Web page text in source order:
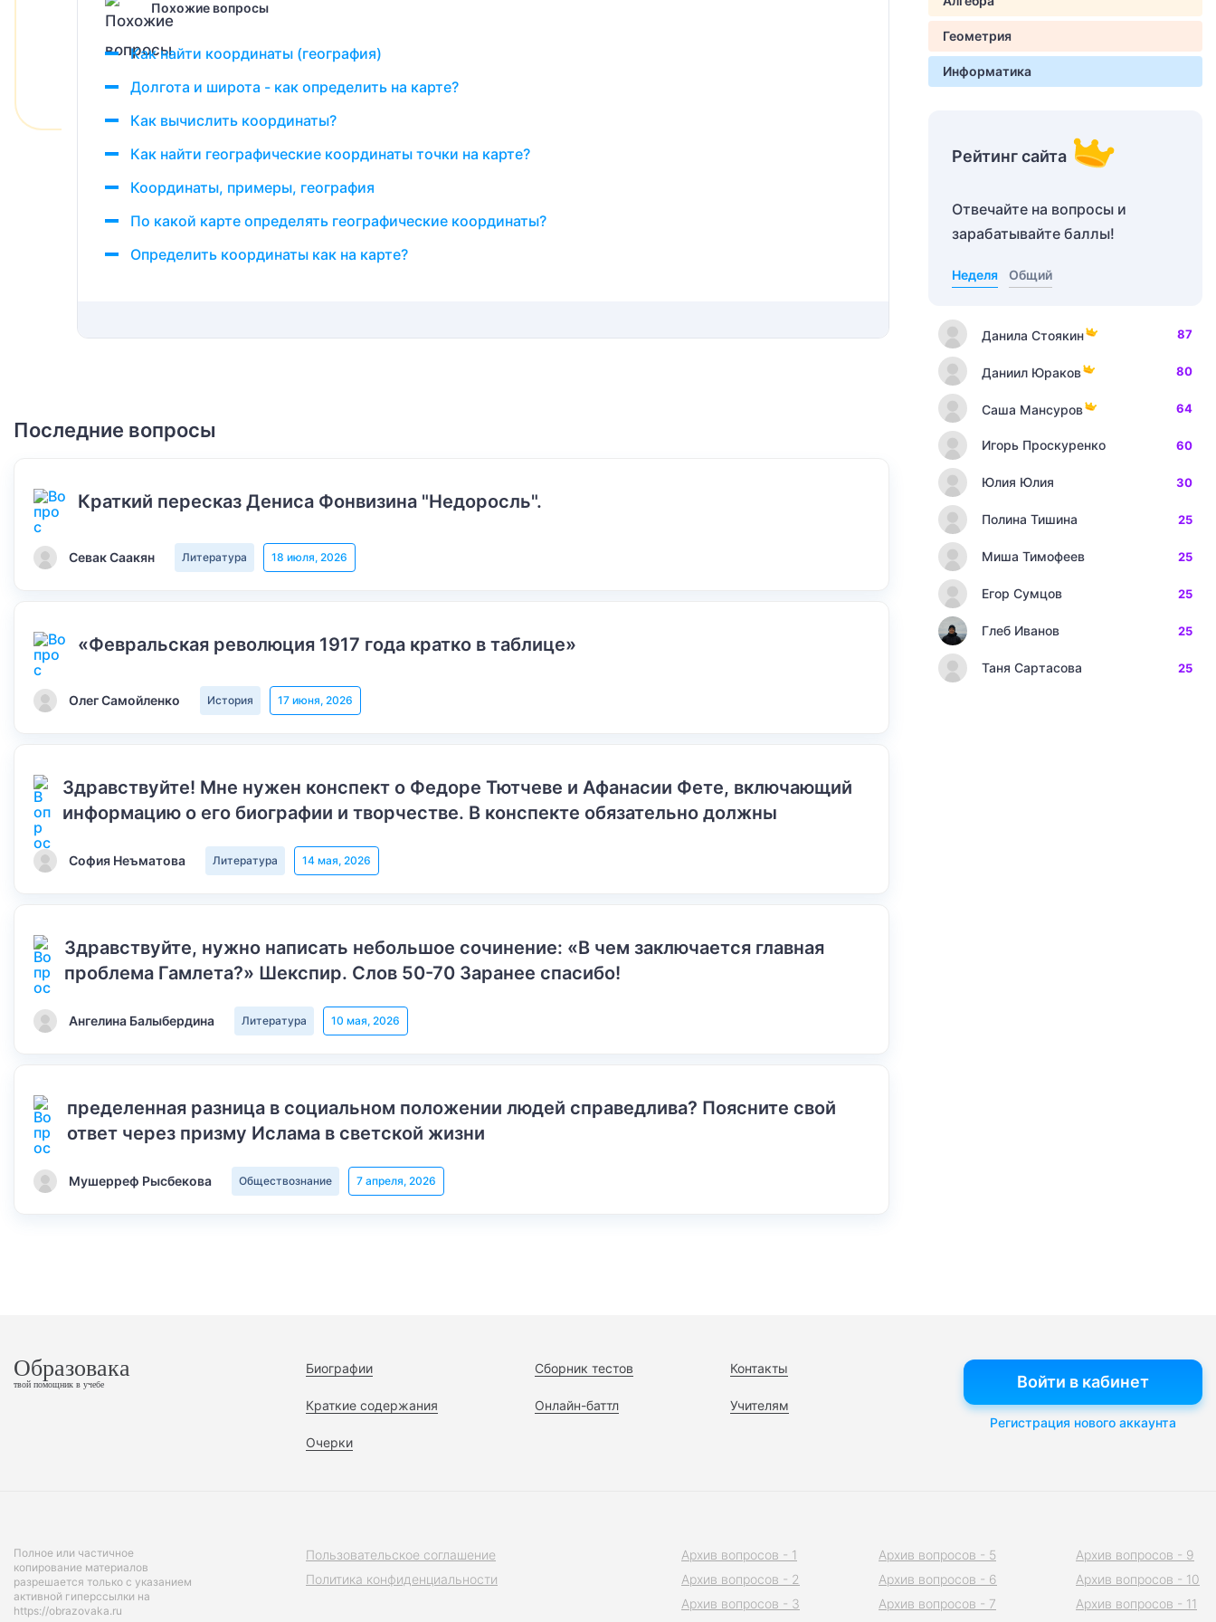
Похожие вопросы
Как найти координаты (география)
Долгота и широта - как определить на карте?
Как вычислить координаты?
Как найти географические координаты точки на карте?
Координаты, примеры, география
По какой карте определять географические координаты?
Определить координаты как на карте?
Последние вопросы
Краткий пересказ Дениса Фонвизина "Недоросль".
Севак Саакян Литература 18 июля, 2026
«Февральская революция 1917 года кратко в таблице»
Олег Самойленко История 17 июня, 2026
Здравствуйте! Мне нужен конспект о Федоре Тютчеве и Афанасии Фете, включающий
информацию о его биографии и творчестве. В конспекте обязательно должны
София Неъматова Литература 14 мая, 2026
Здравствуйте, нужно написать небольшое сочинение: «В чем заключается главная
проблема Гамлета?» Шекспир. Слов 50-70 Заранее спасибо!
Ангелина Балыбердина Литература 10 мая, 2026
пределенная разница в социальном положении людей справедлива? Поясните свой
ответ через призму Ислама в светской жизни
Мушерреф Рысбекова Обществознание 7 апреля, 2026
Геометрия
Информатика
Рейтинг сайта
Отвечайте на вопросы и
зарабатывайте баллы!
Неделя Общий
Данила Стоякин 87
Даниил Юраков 80
Саша Мансуров 64
Игорь Проскуренко 60
Юлия Юлия 30
Полина Тишина 25
Миша Тимофеев 25
Егор Сумцов 25
Глеб Иванов 25
Таня Сартасова 25
Образовака
твой помощник в учебе
Биографии
Краткие содержания
Очерки
Сборник тестов
Онлайн-баттл
Контакты
Учителям
Войти в кабинет
Регистрация нового аккаунта
Полное или частичное
копирование материалов
разрешается только с указанием
активной гиперссылки на
https://obrazovaka.ru
Пользовательское соглашение
Политика конфиденциальности
Архив вопросов - 1
Архив вопросов - 2
Архив вопросов - 3
Архив вопросов - 5
Архив вопросов - 6
Архив вопросов - 7
Архив вопросов - 9
Архив вопросов - 10
Архив вопросов - 11